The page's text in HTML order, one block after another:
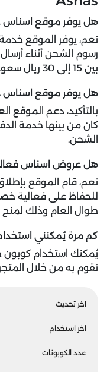
اخر تحديث
اخر استخدام
عدد الكوبونات
هل يوفر موقع اسناس
نعم، يوفر الموقع
رسوم الشحن أثناء
بين 15 إلى 30 ريال سعودي، ولباقي المدن 40 ريال.
هل يوفر موقع اسناس
بالتأكيد، دعم الموقع
كان من بينها خدمة
الشحن.
هل عروض اسناس فعالة
نعم، قام الموقع
للحفاظ على فعالية
طوال العام وذلك لمنح
كم مرة يُمكنني
يُمكنك استخدام
تقوم به من خلال